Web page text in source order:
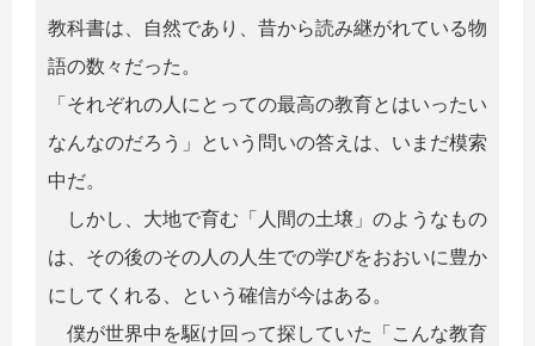
教科書は、自然であり、昔から読み継がれている物
語の数々だった。
「それぞれの人にとっての最高の教育とはいったい
なんなのだろう」という問いの答えは、いまだ模索
中だ。
しかし、大地で育む「人間の土壌」のようなもの
は、その後のその人の人生での学びをおおいに豊か
にしてくれる、という確信が今はある。
僕が世界中を駆け回って探していた「こんな教育